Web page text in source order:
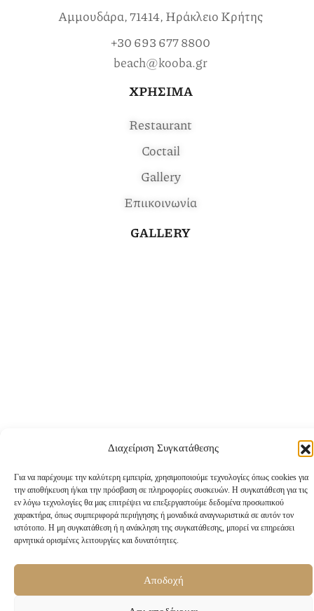
Διαχείριση Συγκατάθεσης
Για να παρέχουμε την καλύτερη εμπειρία, χρησιμοποιούμε τεχνολογίες όπως cookies για
την αποθήκευση ή/και την πρόσβαση σε πληροφορίες συσκευών. Η συγκατάθεση για τις
εν λόγω τεχνολογίες θα μας επιτρέψει να επεξεργαστούμε δεδομένα προσωπικού
χαρακτήρα, όπως συμπεριφορά περιήγησης ή μοναδικά αναγνωριστικά σε αυτόν τον
ιστότοπο. Η μη συγκατάθεση ή η ανάκληση της συγκατάθεσης, μπορεί να επηρεάσει
αρνητικά ορισμένες λειτουργίες και δυνατότητες.
Αποδοχή
Αμμουδάρα, 71414, Ηράκλειο Κρήτης
+30 693 677 8800
beach@kooba.gr
ΧΡΗΣΙΜΑ
Restaurant
Coctail
Gallery
Επιικοινωνία
GALLERY
© 2024 • Με επιφύλαξη παντός δικαιώματος
Ανάπτυξη & Σχεδιασμός:ENTERCITY